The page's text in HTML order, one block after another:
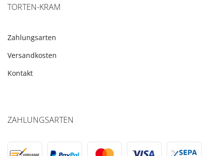
TORTEN-KRAM
Zahlungsarten
Versandkosten
Kontakt
ZAHLUNGSARTEN